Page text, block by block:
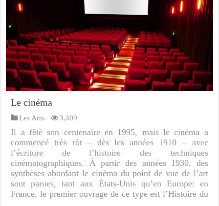
Le cinéma
Les Arts 3,409
Il a fêté son centenaire en 1995, mais le cinéma a
commencé très tôt – dès les années 1910 – avec
l’écriture de l’histoire des techniques
cinématographiques. À partir des années 1930, des
synthèses abordant le cinéma du point de vue de l’art
sont parues, tant aux États-Unis qu’en Europe: en
France, le premier ouvrage de ce type est l’Histoire du
…